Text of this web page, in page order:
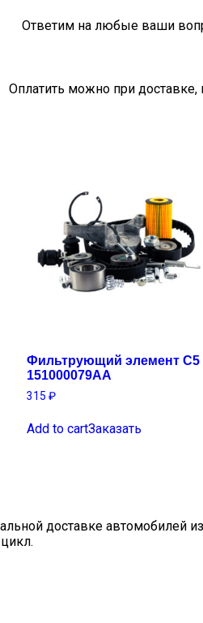
Ответим на любые ваши
Оплатить можно при доставке,
Фильтрующий элемент C5
151000079AA
315 ₽
Add to cartЗаказать
доставке автомобилей